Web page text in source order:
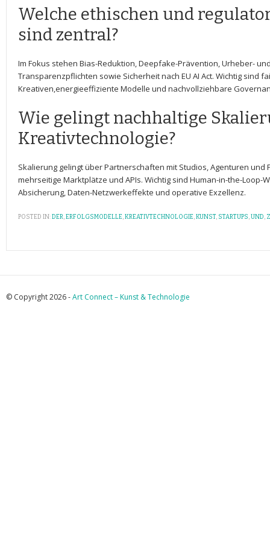
Welche‌ ethischen ⁤und
sind zentral?
Im Fokus stehen Bias-Reduktion, Deepfake-Prävention, Urheber-
Transparenzpflichten sowie​ Sicherheit nach EU AI ‌Act. Wichtig sind
‍Kreativen,energieeffiziente Modelle und nachvollziehbare
Wie gelingt nachhaltige
Kreativtechnologie?
Skalierung gelingt ‍über Partnerschaften ⁢mit Studios, Agenturen und⁢
mehrseitige Marktplätze und APIs. Wichtig‌ sind⁣ Human-in-the-Loop-
Absicherung, Daten-Netzwerkeffekte und operative Exzellenz.
POSTED IN:DER,ERFOLGSMODELLE,KREATIVTECHNOLOGIE,KUNST, STARTUPS,UND,
© Copyright 2026 -Art Connect – Kunst & Technologie